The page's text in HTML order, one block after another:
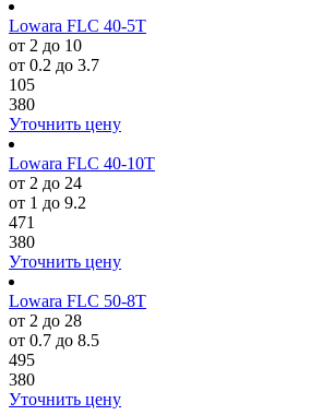
Lowara FLC 40-5T
от 2 до 10
от 0.2 до 3.7
105
380
Уточнить цену
Lowara FLC 40-10T
от 2 до 24
от 1 до 9.2
471
380
Уточнить цену
Lowara FLC 50-8T
от 2 до 28
от 0.7 до 8.5
495
380
Уточнить цену